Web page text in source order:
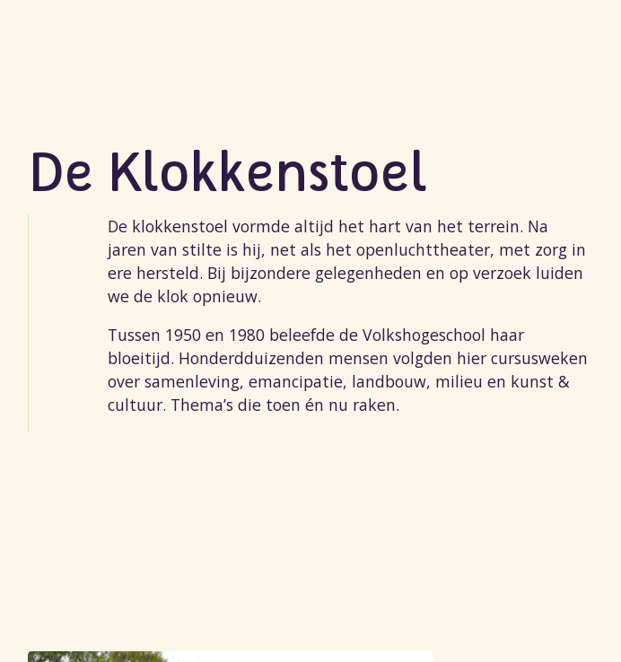
De Klokkenstoel
De klokkenstoel vormde altijd het hart van het terrein. Na
jaren van stilte is hij, net als het openluchttheater, met zorg in
ere hersteld. Bij bijzondere gelegenheden en op verzoek luiden
we de klok opnieuw.
Tussen 1950 en 1980 beleefde de Volkshogeschool haar
bloeitijd. Honderdduizenden mensen volgden hier cursusweken
over samenleving, emancipatie, landbouw, milieu en kunst &
cultuur. Thema’s die toen én nu raken.